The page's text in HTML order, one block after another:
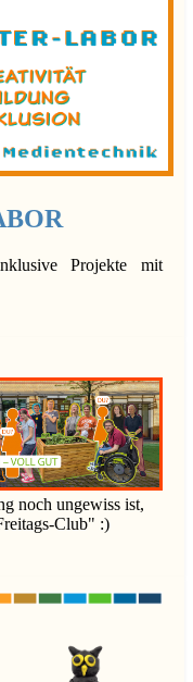
Projekte mit
noch ungewiss ist,
Club" :)